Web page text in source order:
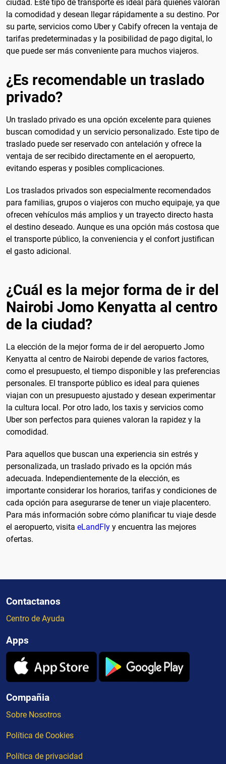
ciudad. Este tipo de transporte es ideal para quienes valoran
la comodidad y desean llegar rápidamente a su destino. Por
su parte, servicios como Uber y Cabify ofrecen la ventaja de
tarifas predeterminadas y la posibilidad de pago digital, lo
que puede ser más conveniente para muchos viajeros.
¿Es recomendable un traslado
privado?
Un traslado privado es una opción excelente para quienes
buscan comodidad y un servicio personalizado. Este tipo de
traslado puede ser reservado con antelación y ofrece la
ventaja de ser recibido directamente en el aeropuerto,
evitando esperas y posibles complicaciones.
Los traslados privados son especialmente recomendados
para familias, grupos o viajeros con mucho equipaje, ya que
ofrecen vehículos más amplios y un trayecto directo hasta
el destino deseado. Aunque es una opción más costosa que
el transporte público, la conveniencia y el confort justifican
el gasto adicional.
¿Cuál es la mejor forma de ir del
Nairobi Jomo Kenyatta al centro
de la ciudad?
La elección de la mejor forma de ir del aeropuerto Jomo
Kenyatta al centro de Nairobi depende de varios factores,
como el presupuesto, el tiempo disponible y las preferencias
personales. El transporte público es ideal para quienes
viajan con un presupuesto ajustado y desean experimentar
la cultura local. Por otro lado, los taxis y servicios como
Uber son perfectos para quienes valoran la rapidez y la
comodidad.
Para aquellos que buscan una experiencia sin estrés y
personalizada, un traslado privado es la opción más
adecuada. Independientemente de la elección, es
importante considerar los horarios, tarifas y condiciones de
cada opción para asegurarse de tener un viaje placentero.
Para más información sobre cómo planificar tu viaje desde
el aeropuerto, visita eLandFly y encuentra las mejores
ofertas.
Contactanos
Centro de Ayuda
Apps
Compañia
Sobre Nosotros
Política de Cookies
Política de privacidad